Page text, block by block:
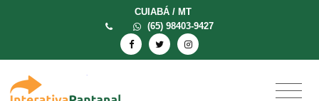
CUIABÁ / MT
(65) 98403-9427